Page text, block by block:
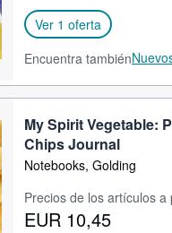
Ver 1 oferta
Encuentra también
My Spirit Vegetable:
Chips Journal
Notebooks, Golding
Precios de los artículos a
EUR 10,45